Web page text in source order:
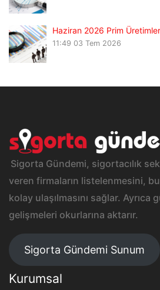
Haziran 2026 Prim
11:49 03 Tem 2026
Sigorta Gündemi, sigortacılık
veren firmaların listelenmesini,
kolay ulaşılmasını sağlar. Ayrıca
gelişmeleri okurlarına aktarır.
Sigorta Gündemi Sunum
Kurumsal